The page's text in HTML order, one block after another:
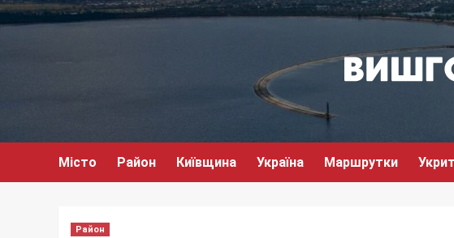
Перейти
до
Місто Район Київщина Україна Маршрутки
Район